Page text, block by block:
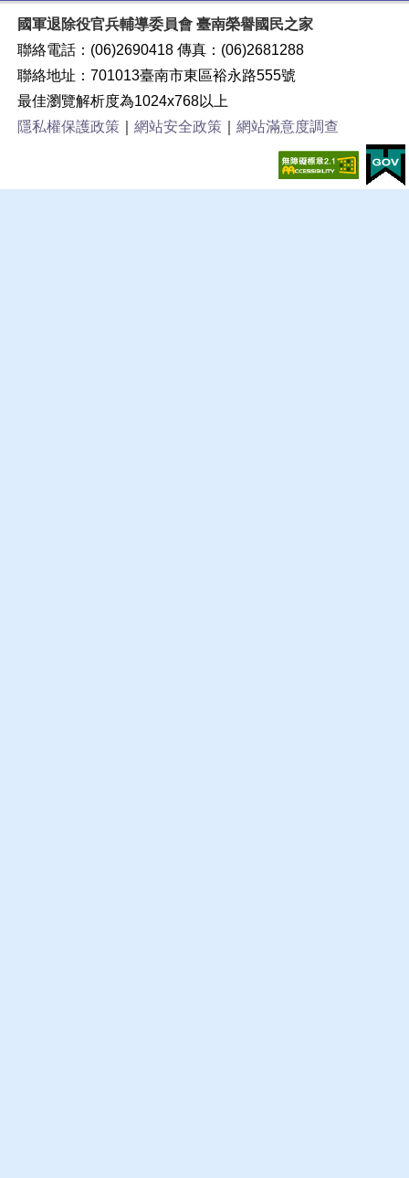
國軍退除役官兵輔導委員會 臺南榮譽國民之家
聯絡電話：(06)2690418 傳真：(06)2681288
聯絡地址：701013臺南市東區裕永路555號
最佳瀏覽解析度為1024x768以上
隱私權保護政策｜ 網站安全政策｜ 網站滿意度調查